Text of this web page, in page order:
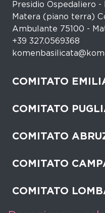
Presidio Ospedaliero
Matera (piano terra)
Ambulante 75100 -
+39 327.0569368
COMITATO
COMITATO
COMITATO
COMITATO
COMITATO